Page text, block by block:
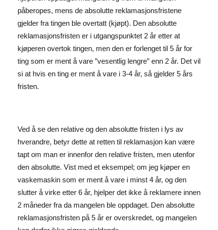
påberopes, mens de absolutte reklamasjonsfristene
gjelder fra tingen ble overtatt (kjøpt). Den absolutte
reklamasjonsfristen er i utgangspunktet 2 år etter at
kjøperen overtok tingen, men den er forlenget til 5 år for
ting som er ment å vare ”vesentlig lengre” enn 2 år. Det vil
si at hvis en ting er ment å vare i 3-4 år, så gjelder 5 års
fristen.
Ved å se den relative og den absolutte fristen i lys av
hverandre, betyr dette at retten til reklamasjon kan være
tapt om man er innenfor den relative fristen, men utenfor
den absolutte. Vist med et eksempel; om jeg kjøper en
vaskemaskin som er ment å vare i minst 4 år, og den
slutter å virke etter 6 år, hjelper det ikke å reklamere innen
2 måneder fra da mangelen ble oppdaget. Den absolutte
reklamasjonsfristen på 5 år er overskredet, og mangelen